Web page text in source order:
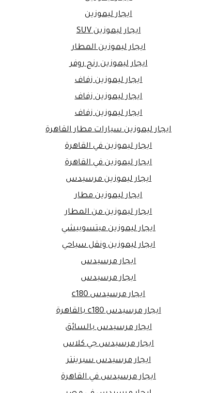
ايجار ليموزين
ايجار ليموزين SUV
ايجار ليموزين المطار
ايجار ليموزين رنج روفر
ايجار ليموزين زفاف
ايجار ليموزين زفاف
ايجار ليموزين زفاف
ايجار ليموزين سيارات مطار القاهرة
ايجار ليموزين في القاهرة
ايجار ليموزين في القاهرة
ايجار ليموزين مرسيدس
ايجار ليموزين مطار
ايجار ليموزين من المطار
ايجار ليموزين ميتسوبيشي
ايجار ليموزين ونقل سياحي
ايجار مرسيدس
ايجار مرسيدس
ايجار مرسيدس c180
ايجار مرسيدس c180 بالقاهرة
ايجار مرسيدس بالسائق
ايجار مرسيدس جي كلاس
ايجار مرسيدس سبرينتر
ايجار مرسيدس في القاهرة